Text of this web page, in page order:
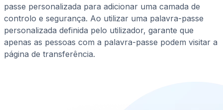
passe personalizada para adicionar uma camada de
controlo e segurança. Ao utilizar uma palavra-passe
personalizada definida pelo utilizador, garante que
apenas as pessoas com a palavra-passe podem visitar a
página de transferência.